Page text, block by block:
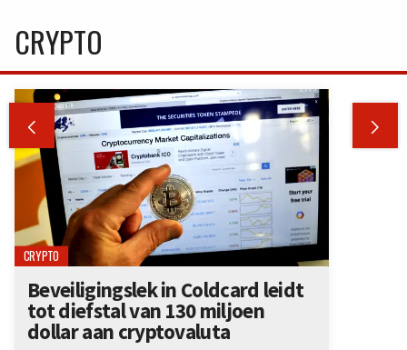
CRYPTO
 
CRYPTO
Beveiligingslek in Coldcard leidt
tot diefstal van 130 miljoen
dollar aan cryptovaluta